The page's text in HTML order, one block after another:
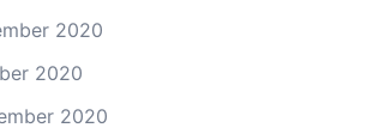
2020
2020
2020